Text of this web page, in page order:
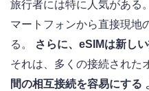
旅行者には特に人気がある
マートフォンから直接現地
る。
さらに、eSIMは新し
それは、多くの接続された
間の相互接続を容易にする